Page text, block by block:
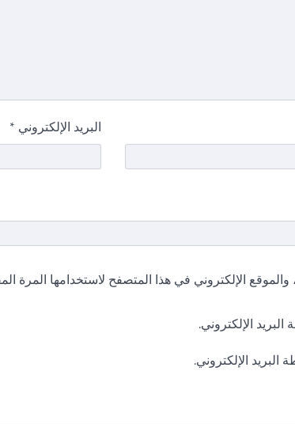
البريد الإلكتروني *
الإلكتروني في هذا المتصفح لاستخدامها المرة
الإلكتروني.
البريد الإلكتروني.